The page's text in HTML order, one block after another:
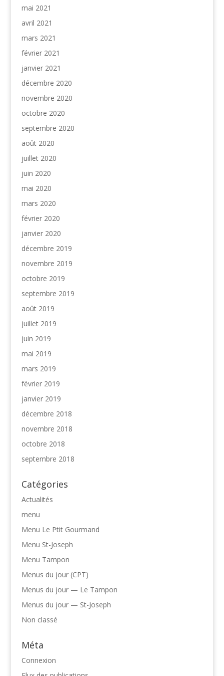
mai 2021
avril 2021
mars 2021
février 2021
janvier 2021
décembre 2020
novembre 2020
octobre 2020
septembre 2020
août 2020
juillet 2020
juin 2020
mai 2020
mars 2020
février 2020
janvier 2020
décembre 2019
novembre 2019
octobre 2019
septembre 2019
août 2019
juillet 2019
juin 2019
mai 2019
mars 2019
février 2019
janvier 2019
décembre 2018
novembre 2018
octobre 2018
septembre 2018
Catégories
Actualités
menu
Menu Le Ptit Gourmand
Menu St-Joseph
Menu Tampon
Menus du jour (CPT)
Menus du jour — Le Tampon
Menus du jour — St-Joseph
Non classé
Méta
Connexion